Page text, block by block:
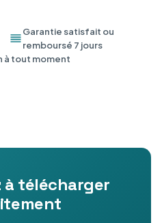
Garantie satisfait ou
remboursé 7 jours
à tout moment
à télécharger